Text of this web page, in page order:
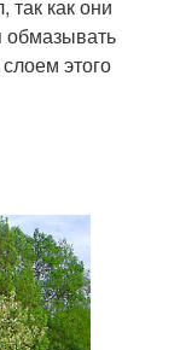
так как они
обмазывать
этого